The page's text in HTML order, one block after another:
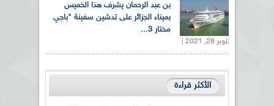
بن عبد الرحمان يشرف هذا الخميس
بميناء الجزائر على تدشين سفينة "باجي
مختار 3...
أكتوبر 28, 2021 |
الأكثر قراءة